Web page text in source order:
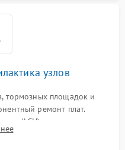
узлов
тормозных площадок и
ремонт плат.
(LSU), зеркал и тракта
и бумажной пыли.